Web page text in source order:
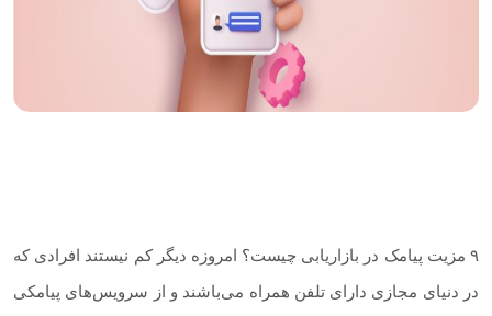
۹ مزیت پیامک در بازاریابی چیست؟ امروزه دیگر کم نیستند افرادی که
در دنیای مجازی دارای تلفن همراه می‌باشند و از سرویس‌های پیامکی